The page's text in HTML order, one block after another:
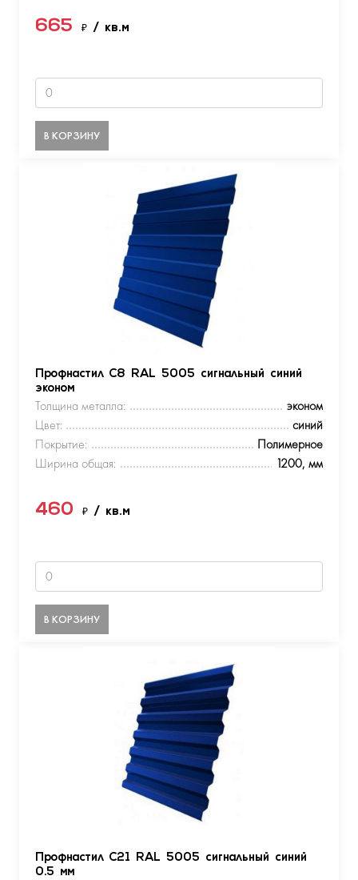
665 ₽ / кв.м
В КОРЗИНУ
Профнастил С8 RAL 5005 сигнальный синий
эконом
Толщина металла:
эконом
Цвет:
синий
Покрытие:
Полимерное
Ширина общая:
1200, мм
460 ₽ / кв.м
В КОРЗИНУ
Профнастил С21 RAL 5005 сигнальный синий
0.5 мм